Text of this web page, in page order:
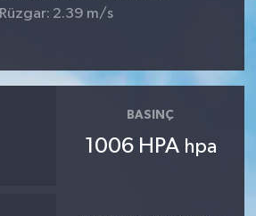
Rüzgar: 2.39 m/s
BASINÇ
1006 HPA hpa